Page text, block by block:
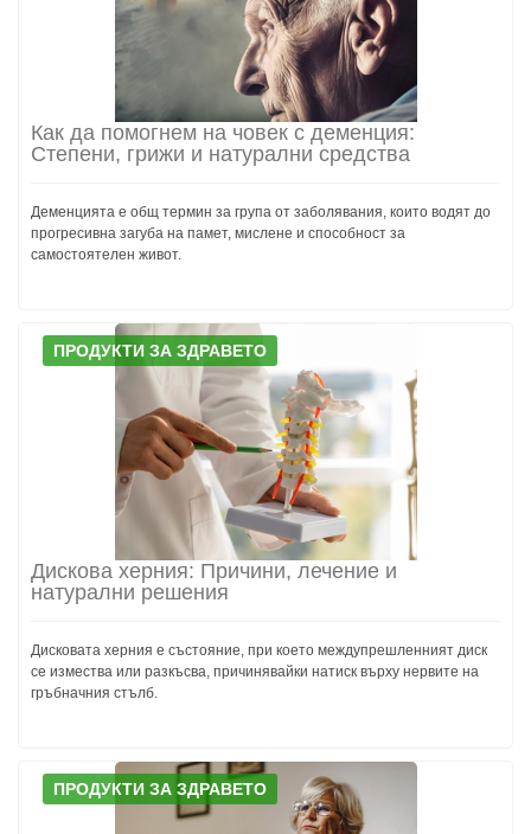
Как да помогнем на човек с деменция:
Степени, грижи и натурални средства
Деменцията е общ термин за група от заболявания, които водят до
прогресивна загуба на памет, мислене и способност за
самостоятелен живот.
ПРОДУКТИ ЗА ЗДРАВЕТО
Дискова херния: Причини, лечение и
натурални решения
Дисковата херния е състояние, при което междупрешленният диск
се измества или разкъсва, причинявайки натиск върху нервите на
гръбначния стълб.
ПРОДУКТИ ЗА ЗДРАВЕТО